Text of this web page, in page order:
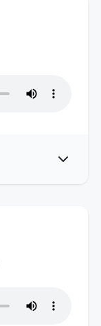
Show